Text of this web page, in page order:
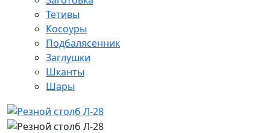
Тетивы
Косоуры
Подбалясенник
Заглушки
Шканты
Шары